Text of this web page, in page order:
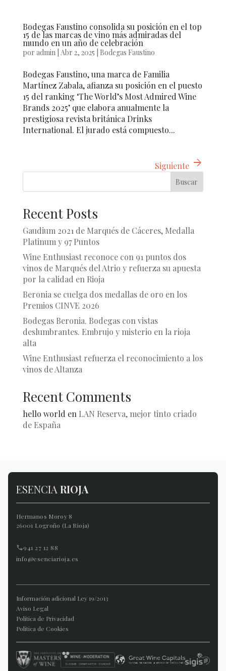
Bodegas Faustino consolida su posición en el top
15 de las marcas de vino más admiradas del
mundo en un año de celebración
por admin| Abr 2, 2025 Bodegas Faustino
Bodegas Faustino, una marca de Familia
Martínez Zabala, afianza su posición en el puesto
15 del ranking ‘The World’s Most Admired Wine
Brands 2025’ que elabora anualmente la
prestigiosa revista británica Drinks
International. El jurado está compuesto...
Siguiente arrow_forward
Buscar
Recent Posts
Gaudium 2021 de Marqués de Cáceres, Medalla
Platinum y 97 Puntos
Wine Enthusiast reconoce con 91 puntos dos
vinos de Marqués del Atrio y refuerza su apuesta
por la calidad en Rioja
Beronia se cuelga dos medallas de oro en los
Premios CINVE 2026
Bodegas Beronia. Bodegas con vistas
deslumbrantes. Embrujo y misterio en la rioja
alta
Wine Enthusiast refuerza el reconocimiento a los
vinos de Altanza
Recent Comments
hello world en LAN Reserva, mejor tinto criado
de España
ESENCIA RIOJA
Hermanos Moroy 8
26001 Logroño (La Rioja)
941 27 12 88
info@esenciarioja.es
Información adicional Ley 19/2013
Aviso Legal
Política de Privacidad
Política de Cookies